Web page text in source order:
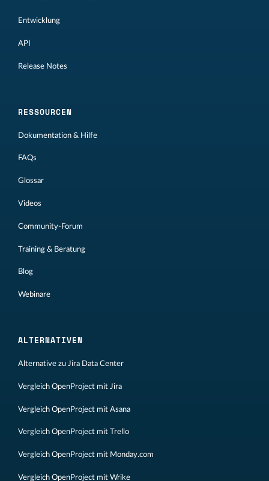
Entwicklung
API
Release Notes
RESSOURCEN
Dokumentation & Hilfe
FAQs
Glossar
Videos
Community-Forum
Training & Beratung
Blog
Webinare
ALTERNATIVEN
Alternative zu Jira Data Center
Vergleich OpenProject mit Jira
Vergleich OpenProject mit Asana
Vergleich OpenProject mit Trello
Vergleich OpenProject mit Monday.com
Vergleich OpenProject mit Wrike